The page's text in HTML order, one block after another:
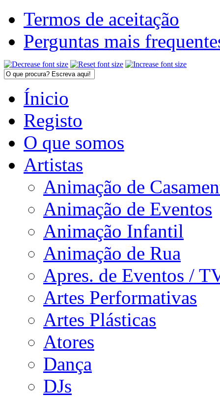
Termos de aceitação
Perguntas mais
Ínicio
Registo
O que somos
Artistas
Animação de
Animação de Eventos
Animação Infantil
Animação de Rua
Apres. de Eventos /
Artes Performativas
Artes Plásticas
Atores
Dança
DJs